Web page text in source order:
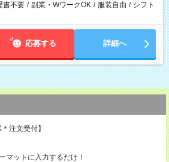
書不要 / 副業・WワークOK / 服装自由 / シフト
応募する 詳細へ
注文受付】
マットに入力するだけ！